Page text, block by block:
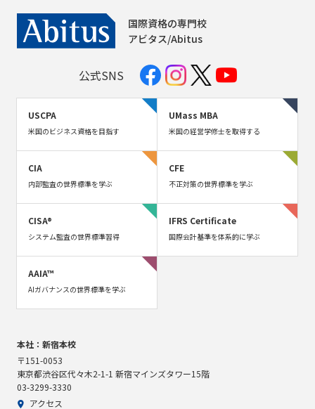
国際資格の専門校
アビタス/Abitus
公式SNS
USCPA
米国のビジネス資格を目指す
UMass MBA
米国の経営学修士を取得する
CIA
内部監査の世界標準を学ぶ
CFE
不正対策の世界標準を学ぶ
CISA®
システム監査の世界標準習得
IFRS Certificate
国際会計基準を体系的に学ぶ
AAIA™
AIガバナンスの世界標準を学ぶ
本社：新宿本校
〒151-0053
東京都渋谷区代々木2-1-1 新宿マインズタワー15階
03-3299-3330
アクセス